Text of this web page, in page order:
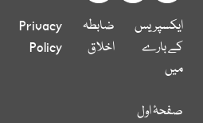
ایکسپریس
کے بارے
میں
ضابطہ
اخلاق
Privacy
Policy
صفحۂ اول